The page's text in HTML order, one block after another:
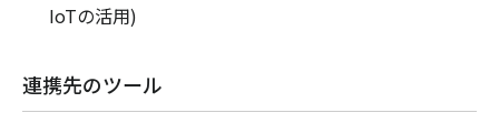
IoTの活用)
連携先のツール